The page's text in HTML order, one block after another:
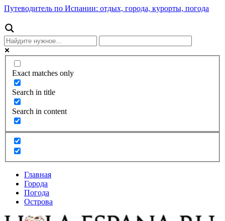
Путеводитель по Испании: отдых, города, курорты, погода
Exact matches only
Search in title
Search in content
Главная
Города
Погода
Острова